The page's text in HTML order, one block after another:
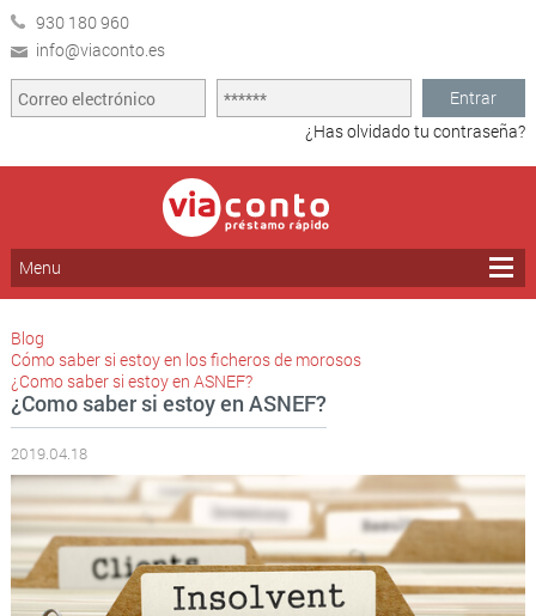
930 180 960
info@viaconto.es
Entrar
¿Has olvidado tu contraseña?
Menu
Blog
Cómo saber si estoy en los ficheros de morosos
¿Como saber si estoy en ASNEF?
¿Como saber si estoy en ASNEF?
2019.04.18